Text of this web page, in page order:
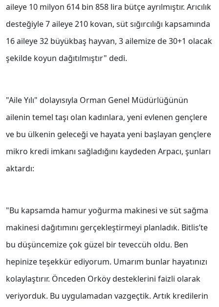
aileye 10 milyon 614 bin 858 lira bütçe ayrılmıştır. Arıcılık
desteğiyle 7 aileye 210 kovan, süt sığırcılığı kapsamında
16 aileye 32 büyükbaş hayvan, 3 ailemize de 30+1 olacak
şekilde koyun dağıtılmıştır" dedi.
"Aile Yılı" dolayısıyla Orman Genel Müdürlüğünün
ailenin temel taşı olan kadınlara, yeni evlenen gençlere
ve bu ülkenin geleceği ve hayata yeni başlayan gençlere
mikro kredi imkanı sağladığını kaydeden Arpacı, şunları
aktardı:
"Bu kapsamda hamur yoğurma makinesi ve süt sağma
makinesi dağıtımını gerçekleştirmeyi planladık. Bitlis’te
bu düşüncemize çok güzel bir teveccüh oldu. Ben
hepinize teşekkür ediyorum. Umarım bunlar hayatınızı
kolaylaştırır. Önceden Orköy desteklerini faizli olarak
veriyorduk. Bu uygulamadan vazgeçtik. Artık kredilerin